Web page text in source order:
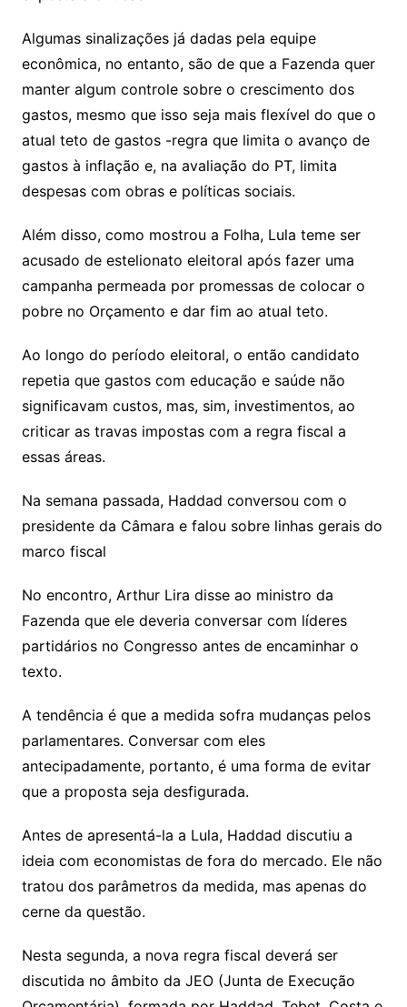
Algumas sinalizações já dadas pela equipe
econômica, no entanto, são de que a Fazenda quer
manter algum controle sobre o crescimento dos
gastos, mesmo que isso seja mais flexível do que o
atual teto de gastos -regra que limita o avanço de
gastos à inflação e, na avaliação do PT, limita
despesas com obras e políticas sociais.
Além disso, como mostrou a Folha, Lula teme ser
acusado de estelionato eleitoral após fazer uma
campanha permeada por promessas de colocar o
pobre no Orçamento e dar fim ao atual teto.
Ao longo do período eleitoral, o então candidato
repetia que gastos com educação e saúde não
significavam custos, mas, sim, investimentos, ao
criticar as travas impostas com a regra fiscal a
essas áreas.
Na semana passada, Haddad conversou com o
presidente da Câmara e falou sobre linhas gerais do
marco fiscal
No encontro, Arthur Lira disse ao ministro da
Fazenda que ele deveria conversar com líderes
partidários no Congresso antes de encaminhar o
texto.
A tendência é que a medida sofra mudanças pelos
parlamentares. Conversar com eles
antecipadamente, portanto, é uma forma de evitar
que a proposta seja desfigurada.
Antes de apresentá-la a Lula, Haddad discutiu a
ideia com economistas de fora do mercado. Ele não
tratou dos parâmetros da medida, mas apenas do
cerne da questão.
Nesta segunda, a nova regra fiscal deverá ser
discutida no âmbito da JEO (Junta de Execução